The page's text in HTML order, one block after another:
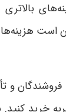
است
و